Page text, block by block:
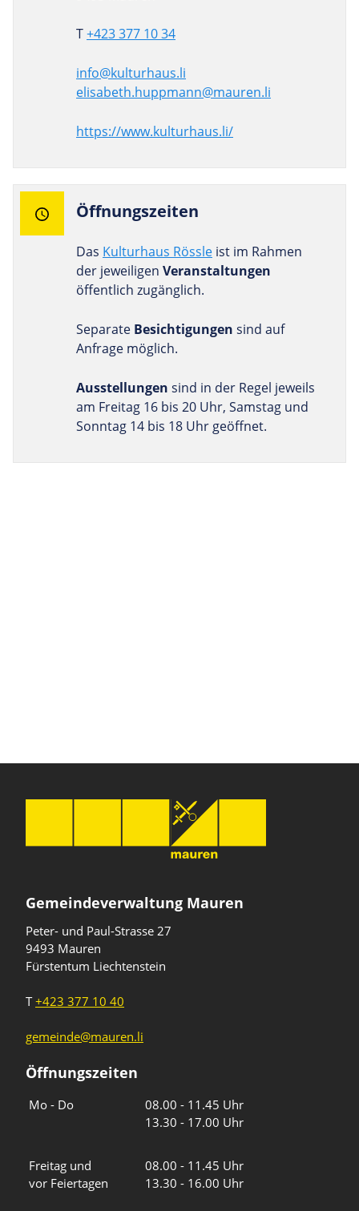
T+423 377 10 34
info@kulturhaus.li
elisabeth.huppmann@mauren.li
https://www.kulturhaus.li/
Öff­nungs­zeiten
Das Kulturhaus Rössle ist im Rahmen
der jeweiligen Veranstaltungen
öffentlich zugänglich.
Separate Besichtigungen sind auf
Anfrage möglich.
Ausstellungen sind in der Regel jeweils
am Freitag 16 bis 20 Uhr, Samstag und
Sonntag 14 bis 18 Uhr geöffnet.
Gemeindeverwaltung Mauren
Peter- und Paul-Strasse 27
9493 Mauren
Fürstentum Liechtenstein
T+423 377 10 40
gemeinde@mauren.li
Öffnungszeiten
Mo - Do
08.00 - 11.45 Uhr
13.30 - 17.00 Uhr
Freitag und
vor Feiertagen
08.00 - 11.45 Uhr
13.30 - 16.00 Uhr